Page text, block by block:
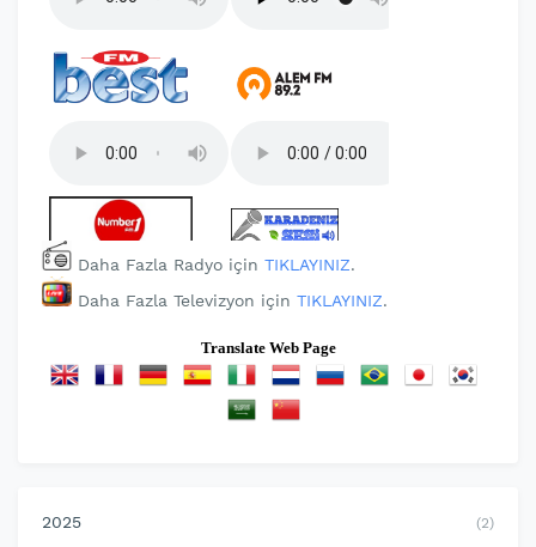
Daha Fazla Radyo için TIKLAYINIZ.
Daha Fazla Televizyon için TIKLAYINIZ.
Translate Web Page
2025 (2)